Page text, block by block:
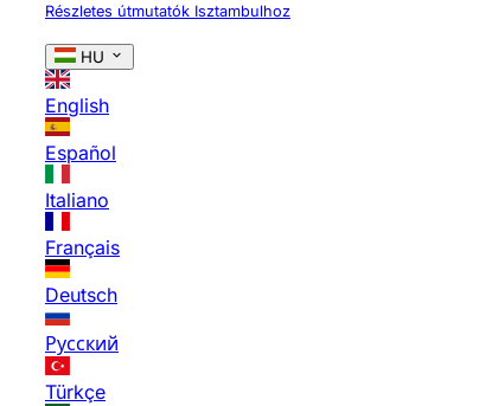
Részletes útmutatók Isztambulhoz
HU
English
Español
Italiano
Français
Deutsch
Русский
Türkçe